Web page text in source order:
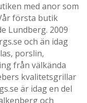
med anor som
första butik
Lundberg. 2009
och än idag
porslin,
från välkända
kvalitetsgrillar
är idag en del
och